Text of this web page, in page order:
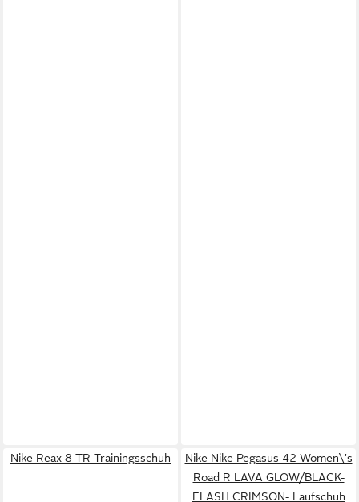
Nike Reax 8 TR Trainingsschuh
Nike Nike Pegasus 42 Women\'s
Road R LAVA GLOW/BLACK-
FLASH CRIMSON- Laufschuh